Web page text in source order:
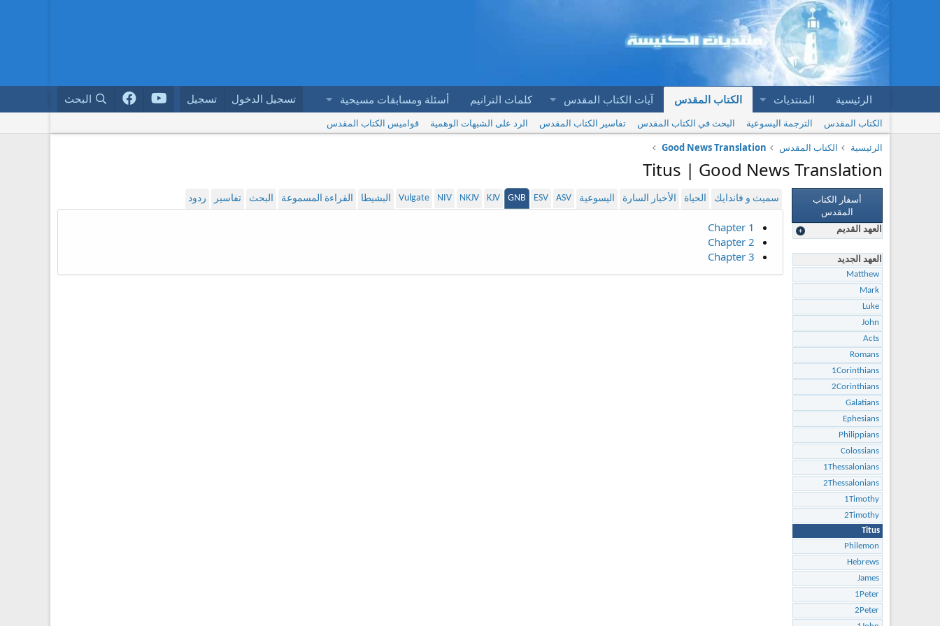
الرئيسية المنتديات الكتاب المقدس آيات الكتاب المقدس كلمات الترانيم أسئلة ومسابقات مسيحية تسجيل الدخول تسجيل البحث
الكتاب المقدس الترجمة اليسوعية البحث في الكتاب المقدس تفاسير الكتاب المقدس الرد على الشبهات الوهمية
قواميس الكتاب المقدس
الرئيسية
الكتاب المقدس Good News Translation
Titus | Good News Translation
سميث و فاندايك الحياة الأخبار السارة اليسوعية ASV
ESV
GNB
KJV
NKJV
NIV
Vulgate البشيطا القراءة المسموعة البحث تفاسير ردود
Chapter 1
Chapter 2
Chapter 3
أسفار الكتاب
المقدس
العهد القديم
العهد الجديد
Matthew
Mark
Luke
John
Acts
Romans
1Corinthians
2Corinthians
Galatians
Ephesians
Philippians
Colossians
1Thessalonians
2Thessalonians
1Timothy
2Timothy
Titus
Philemon
Hebrews
James
1Peter
2Peter